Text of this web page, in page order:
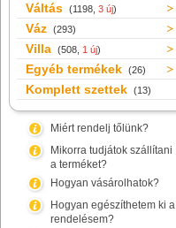
Váltás (1198, 3 új)
Váz (293)
Villa (508, 1 új)
Egyéb termékek (26)
Komplett szettek (13)
Miért rendelj tőlünk?
Mikorra tudjátok szállítani
a terméket?
Hogyan vásárolhatok?
Hogyan egészíthetem ki a
rendelésem?